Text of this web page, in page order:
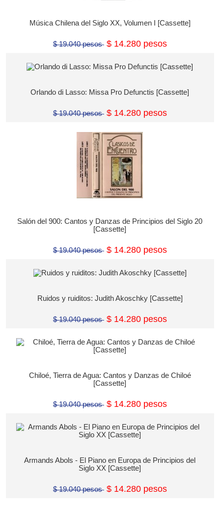
Música Chilena del Siglo XX, Volumen I [Cassette]
$ 19.040 pesos $ 14.280 pesos
Orlando di Lasso: Missa Pro Defunctis [Cassette]
$ 19.040 pesos $ 14.280 pesos
Salón del 900: Cantos y Danzas de Principios del Siglo 20
[Cassette]
$ 19.040 pesos $ 14.280 pesos
Ruidos y ruiditos: Judith Akoschky [Cassette]
$ 19.040 pesos $ 14.280 pesos
Chiloé, Tierra de Agua: Cantos y Danzas de Chiloé
[Cassette]
$ 19.040 pesos $ 14.280 pesos
Armands Abols - El Piano en Europa de Principios del
Siglo XX [Cassette]
$ 19.040 pesos $ 14.280 pesos